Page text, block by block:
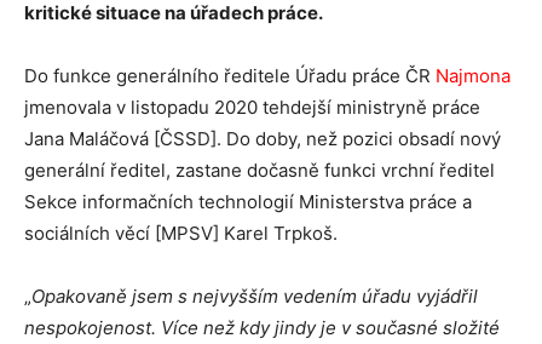
kritické situace na úřadech práce.
Do funkce generálního ředitele Úřadu práce ČR Najmona
jmenovala v listopadu 2020 tehdejší ministryně práce
Jana Maláčová [ČSSD]. Do doby, než pozici obsadí nový
generální ředitel, zastane dočasně funkci vrchní ředitel
Sekce informačních technologií Ministerstva práce a
sociálních věcí [MPSV] Karel Trpkoš.
„Opakovaně jsem s nejvyšším vedením úřadu vyjádřil
nespokojenost. Více než kdy jindy je v současné složité